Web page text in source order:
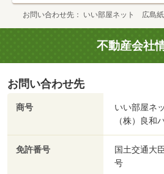
お問い合わせ先 いい部屋ネット 広島
不動産会社
お問い合わせ先
商号
いい部屋ネ
（株）良和
免許番号
国土交通大
号